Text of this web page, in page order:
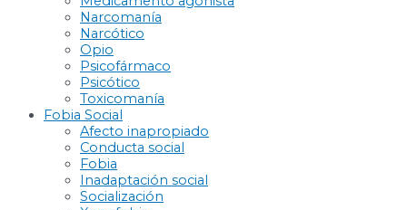
Narcomanía
Narcótico
Opio
Psicofármaco
Psicótico
Toxicomanía
Fobia Social
Afecto inapropiado
Conducta social
Fobia
Inadaptación social
Socialización